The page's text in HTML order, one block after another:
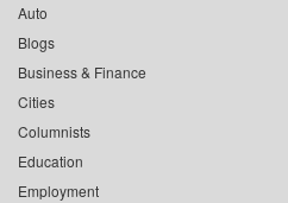
Auto
Blogs
Business & Finance
Cities
Columnists
Education
Employment